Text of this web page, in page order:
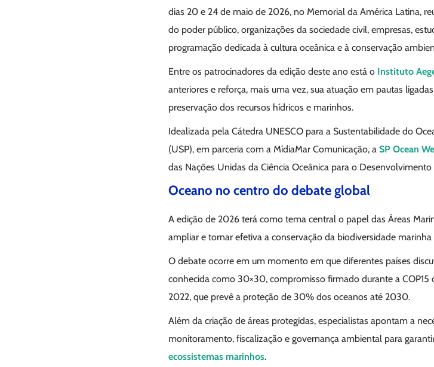
dias 20 e 24 de maio de 2026, no Memorial da América Latina,
do poder público, organizações da sociedade civil, empresas,
programação dedicada à cultura oceânica e à conservação
Entre os patrocinadores da edição deste ano está o Instituto
anteriores e reforça, mais uma vez, sua atuação em pautas
preservação dos recursos hídricos e marinhos.
Idealizada pela Cátedra UNESCO para a Sustentabilidade do
(USP), em parceria com a MídiaMar Comunicação, a SP Ocean
das Nações Unidas da Ciência Oceânica para o
Oceano no centro do debate global
A edição de 2026 terá como tema central o papel das Áreas
ampliar e tornar efetiva a conservação da biodiversidade
O debate ocorre em um momento em que diferentes países
conhecida como 30×30, compromisso firmado durante a
2022, que prevê a proteção de 30% dos oceanos até 2030.
Além da criação de áreas protegidas, especialistas apontam a
monitoramento, fiscalização e governança ambiental para
ecossistemas marinhos.